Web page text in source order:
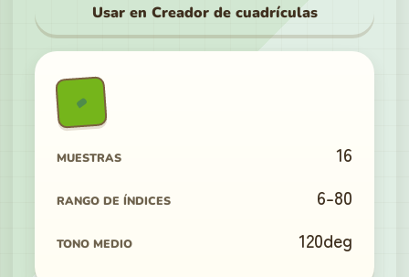
Usar en Creador de cuadrículas
MUESTRAS 16
RANGO DE ÍNDICES 6-80
TONO MEDIO 120deg